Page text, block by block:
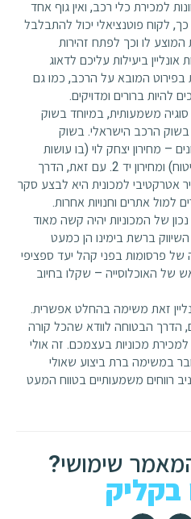
למכירת כלי רכב, ואין גוף אחד
לקוח פוטנציאלי יכול להתבלבל
לו וכך לפתח זהירות
אונליין ביעילות עליכם לדאוג
בפירוט המובא על הרכב, כמו גם
להיות ברורים ומדויקים.
סוגיה משמעותית, במיוחד בשוק
בשוק הרכב הישראלי. בשוק
– מחירון יצחק לוי (בו עושות
שימוש עד היום חברות הביטוח) ומחירון יד 2. עם זאת, הדרך
אטרקטיבי למכונית היא לבצע סקר
למול אתרים וחנויות אחרות.
נכון של המכוניות יהיה קשה מאוד
ברשת בימינו הן כמעט
של פרסומות בפני קהל יעד ספציפי
של האוכלוסייה – שקלו בחיוב
זאת משימה בהחלט אפשרית.
הדרך הבטוחה לוודא שהכל קורה
מכוניות בעצמכם. זה אולי
במשימה ברת ביצוע שאולי
רווחים משמעותיים בטווח המעט
שימושי?